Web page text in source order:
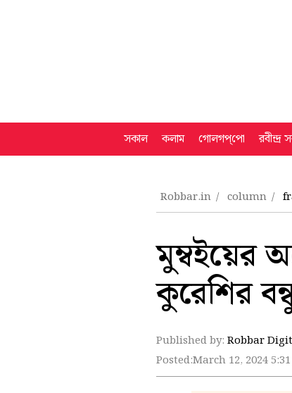
সকাল কলাম গোলগপ্‌পো রবীন্দ্র
Robbar.in column
মুম্বইয়ের
কুরেশির
Published by: Robbar
Posted:March 12, 2024